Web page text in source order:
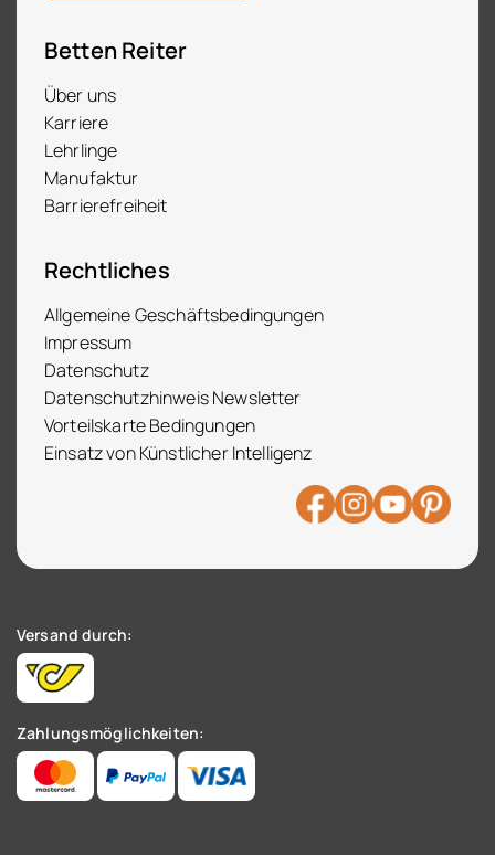
Betten Reiter
Über uns
Karriere
Lehrlinge
Manufaktur
Barrierefreiheit
Rechtliches
Allgemeine Geschäftsbedingungen
Impressum
Datenschutz
Datenschutzhinweis Newsletter
Vorteilskarte Bedingungen
Einsatz von Künstlicher Intelligenz
Versand durch:
Zahlungsmöglichkeiten: